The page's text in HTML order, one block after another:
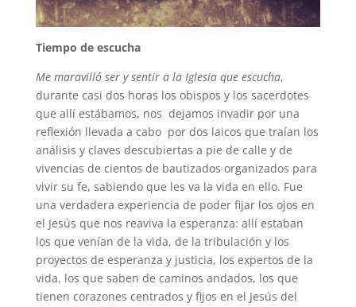
Tiempo de escucha
Me maravilló ser y sentir a la Iglesia que escucha,
durante casi dos horas los obispos y los sacerdotes
que allí estábamos, nos dejamos invadir por una
reflexión llevada a cabo por dos laicos que traían los
análisis y claves descubiertas a pie de calle y de
vivencias de cientos de bautizados organizados para
vivir su fe, sabiendo que les va la vida en ello. Fue
una verdadera experiencia de poder fijar los ojos en
el Jesús que nos reaviva la esperanza: allí estaban
los que venían de la vida, de la tribulación y los
proyectos de esperanza y justicia, los expertos de la
vida, los que saben de caminos andados, los que
tienen corazones centrados y fijos en el Jesús del